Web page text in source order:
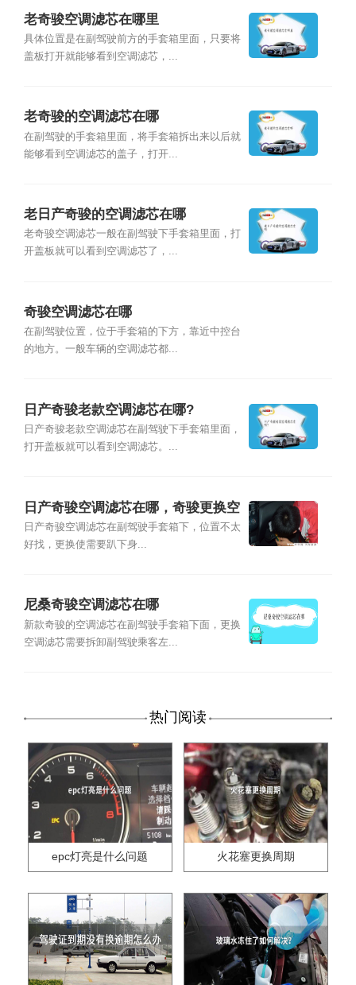
老奇骏空调滤芯在哪里
具体位置是在副驾驶前方的手套箱里面，只要将
盖板打开就能够看到空调滤芯，...
老奇骏的空调滤芯在哪
在副驾驶的手套箱里面，将手套箱拆出来以后就
能够看到空调滤芯的盖子，打开...
老日产奇骏的空调滤芯在哪
老奇骏空调滤芯一般在副驾驶下手套箱里面，打
开盖板就可以看到空调滤芯了，...
奇骏空调滤芯在哪
在副驾驶位置，位于手套箱的下方，靠近中控台
的地方。一般车辆的空调滤芯都...
日产奇骏老款空调滤芯在哪?
日产奇骏老款空调滤芯在副驾驶下手套箱里面，
打开盖板就可以看到空调滤芯。...
日产奇骏空调滤芯在哪，奇骏更换空
调滤芯方法
日产奇骏空调滤芯在副驾驶手套箱下，位置不太
好找，更换使需要趴下身...
尼桑奇骏空调滤芯在哪
新款奇骏的空调滤芯在副驾驶手套箱下面，更换
空调滤芯需要拆卸副驾驶乘客左...
热门阅读
epc灯亮是什么问题 火花塞更换周期